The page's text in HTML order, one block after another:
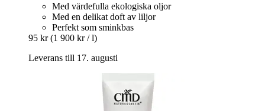
Med värdefulla ekologiska oljor
Med en delikat doft av liljor
Perfekt som sminkbas
95 kr (1 900 kr / l)
Leverans till 17. augusti